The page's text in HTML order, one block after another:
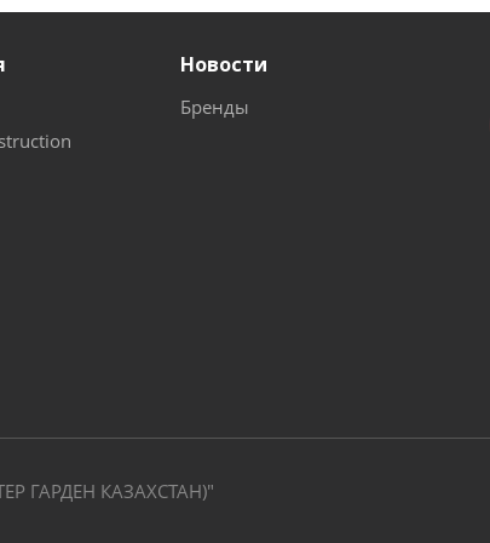
Новости
Бренды
ГАРДЕН КАЗАХСТАН)"